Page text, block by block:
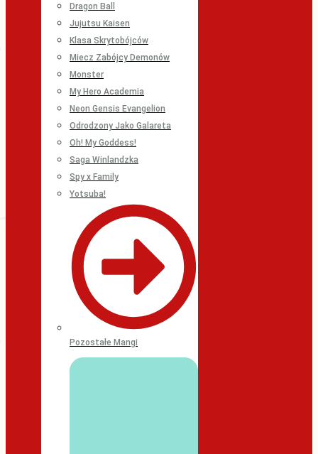
Dragon Ball
Jujutsu Kaisen
Klasa Skrytobójców
Miecz Zabójcy Demonów
Monster
My Hero Academia
Neon Gensis Evangelion
Odrodzony Jako Galareta
Oh! My Goddess!
Saga Winlandzka
Spy x Family
Yotsuba!
Pozostałe Mangi